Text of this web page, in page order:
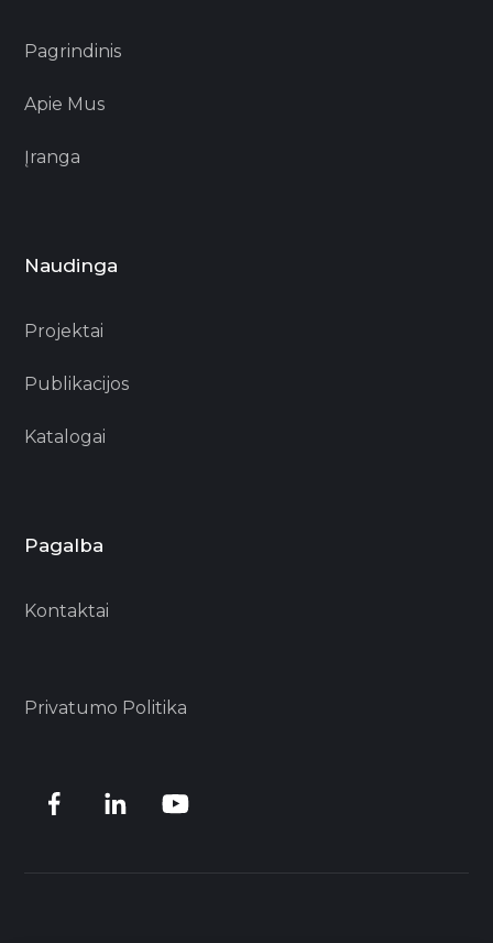
Pagrindinis
Apie Mus
Įranga
Naudinga
Projektai
Publikacijos
Katalogai
Pagalba
Kontaktai
Privatumo Politika